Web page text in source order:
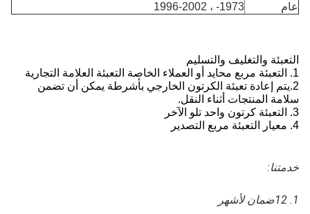
عام
1973- ، 1996-2002
التعبئة والتغليف والتسليم
1. التعبئة مربع محايد أو العملاء الخاصة التعبئة العلامة التجارية
2. يتم إعادة تعبئة الكرتون الخارجي بأشرطة يمكن أن تضمن
سلامة المنتجات أثناء النقل.
3. التعبئة كرتون واحد تلو الآخر
4. معيار التعبئة مربع التصدير
خدمتنا:
1. 12 ضمان لأشهر